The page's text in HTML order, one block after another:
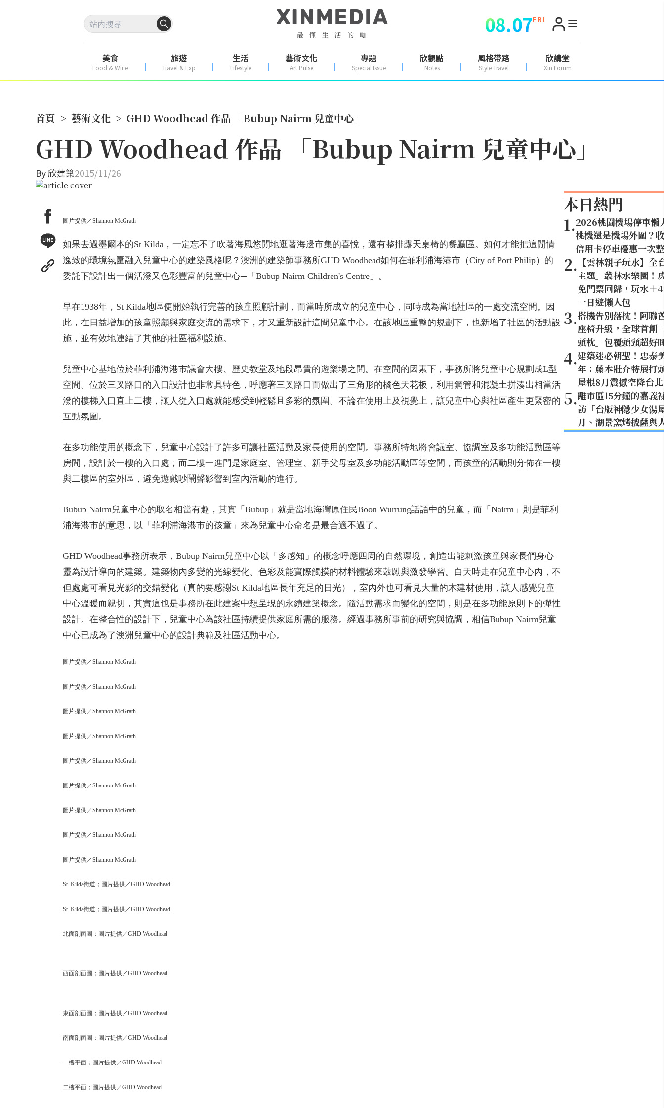
08.07F R I
美食
Food & Wine
旅遊
Travel & Exp
生活
Lifestyle
藝術文化
Art Pulse
專題
Special Issue
欣觀點
Notes
風格帶路
Style Travel
欣講堂
Xin Forum
首頁 > 藝術文化 > GHD Woodhead 作品 「Bubup Nairm 兒童中心」
GHD Woodhead 作品 「Bubup Nairm 兒童中心」
By欣建築2015/11/26
圖片提供／Shannon McGrath
如果去過墨爾本的St Kilda，一定忘不了吹著海風悠閒地逛著海邊市集的喜悅，還有整排露天桌椅的餐廳區。如何才能把這閒情
逸致的環境氛圍融入兒童中心的建築風格呢？澳洲的建築師事務所GHD Woodhead如何在菲利浦海港市（City of Port Philip）的
委託下設計出一個活潑又色彩豐富的兒童中心─「Bubup Nairm Children's Centre」。
早在1938年，St Kilda地區便開始執行完善的孩童照顧計劃，而當時所成立的兒童中心，同時成為當地社區的一處交流空間。因
此，在日益增加的孩童照顧與家庭交流的需求下，才又重新設計這間兒童中心。在該地區重整的規劃下，也新增了社區的活動設
施，並有效地連結了其他的社區福利設施。
兒童中心基地位於菲利浦海港市議會大樓、歷史教堂及地段昂貴的遊樂場之間。在空間的因素下，事務所將兒童中心規劃成L型
空間。位於三叉路口的入口設計也非常具特色，呼應著三叉路口而做出了三角形的橘色天花板，利用鋼管和混凝土拼湊出相當活
潑的樓梯入口直上二樓，讓人從入口處就能感受到輕鬆且多彩的氛圍。不論在使用上及視覺上，讓兒童中心與社區產生更緊密的
互動氛圍。
在多功能使用的概念下，兒童中心設計了許多可讓社區活動及家長使用的空間。事務所特地將會議室、協調室及多功能活動區等
房間，設計於一樓的入口處；而二樓一進門是家庭室、管理室、新手父母室及多功能活動區等空間，而孩童的活動則分佈在一樓
與二樓區的室外區，避免遊戲吵鬧聲影響到室內活動的進行。
Bubup Nairm兒童中心的取名相當有趣，其實「Bubup」就是當地海灣原住民Boon Wurrung話語中的兒童，而「Nairm」則是菲利
浦海港市的意思，以「菲利浦海港市的孩童」來為兒童中心命名是最合適不過了。
GHD Woodhead事務所表示，Bubup Nairm兒童中心以「多感知」的概念呼應四周的自然環境，創造出能刺激孩童與家長們身心
靈為設計導向的建築。建築物內多變的光線變化、色彩及能實際觸摸的材料體驗來鼓勵與激發學習。白天時走在兒童中心內，不
但處處可看見光影的交錯變化（真的要感謝St Kilda地區長年充足的日光），室內外也可看見大量的木建材使用，讓人感覺兒童
中心溫暖而親切，其實這也是事務所在此建案中想呈現的永續建築概念。隨活動需求而變化的空間，則是在多功能原則下的彈性
設計。在整合性的設計下，兒童中心為該社區持續提供家庭所需的服務。經過事務所事前的研究與協調，相信Bubup Nairm兒童
中心已成為了澳洲兒童中心的設計典範及社區活動中心。
圖片提供／Shannon McGrath
圖片提供／Shannon McGrath
圖片提供／Shannon McGrath
圖片提供／Shannon McGrath
圖片提供／Shannon McGrath
圖片提供／Shannon McGrath
圖片提供／Shannon McGrath
圖片提供／Shannon McGrath
圖片提供／Shannon McGrath
St. Kilda街道；圖片提供／GHD Woodhead
St. Kilda街道；圖片提供／GHD Woodhead
北面剖面圖；圖片提供／GHD Woodhead
西面剖面圖；圖片提供／GHD Woodhead
東面剖面圖；圖片提供／GHD Woodhead
南面剖面圖；圖片提供／GHD Woodhead
一樓平面；圖片提供／GHD Woodhead
二樓平面；圖片提供／GHD Woodhead
本日熱門
1.2026桃園機場停車懶
桃機還是機場外圍？
信用卡停車優惠一次
2. 【雲林親子玩水】全
主題」叢林水樂園！
免門票回歸，玩水＋
一日遊懶人包
3.搭機告別落枕！阿聯
座椅升級，全球首
頭枕」包覆頭頸超好
4.建築迷必朝聖！忠泰
年：藤本壯介特展打
屋根8月震撼空降台北
5.離市區15分鐘的嘉義
訪「台版神隱少女湯
月、湖景窯烤披薩與